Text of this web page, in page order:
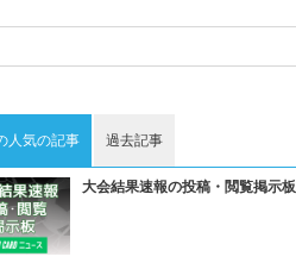
人気の記事 過去記事
大会結果速報の投稿・閲覧掲示板